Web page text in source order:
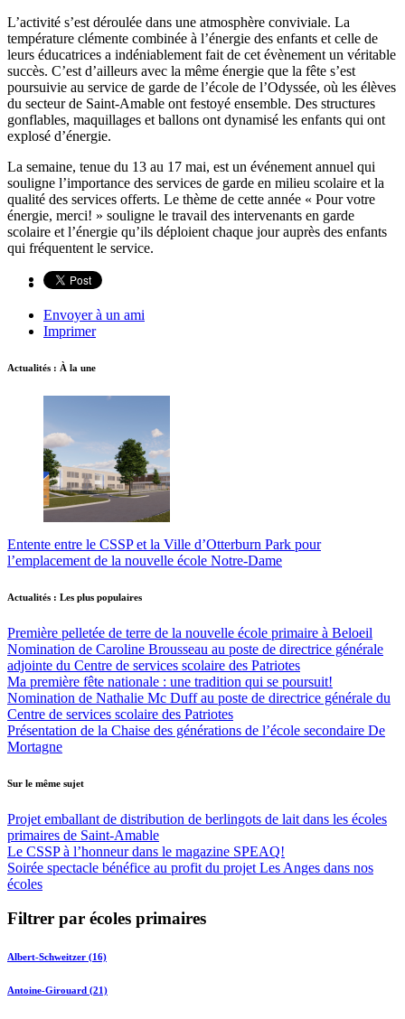
L’activité s’est déroulée dans une atmosphère conviviale. La
température clémente combinée à l’énergie des enfants et celle de
leurs éducatrices a indéniablement fait de cet évènement un véritable
succès. C’est d’ailleurs avec la même énergie que la fête s’est
poursuivie au service de garde de l’école de l’Odyssée, où les élèves
du secteur de Saint-Amable ont festoyé ensemble. Des structures
gonflables, maquillages et ballons ont dynamisé les enfants qui ont
explosé d’énergie.
La semaine, tenue du 13 au 17 mai, est un événement annuel qui
souligne l’importance des services de garde en milieu scolaire et la
qualité des services offerts. Le thème de cette année « Pour votre
énergie, merci! » souligne le travail des intervenants en garde
scolaire et l’énergie qu’ils déploient chaque jour auprès des enfants
qui fréquentent le service.
Envoyer à un ami
Imprimer
Actualités : À la une
Entente entre le CSSP et la Ville d’Otterburn Park pour
l’emplacement de la nouvelle école Notre-Dame
Actualités : Les plus populaires
Première pelletée de terre de la nouvelle école primaire à Beloeil
Nomination de Caroline Brousseau au poste de directrice générale
adjointe du Centre de services scolaire des Patriotes
Ma première fête nationale : une tradition qui se poursuit!
Nomination de Nathalie Mc Duff au poste de directrice générale du
Centre de services scolaire des Patriotes
Présentation de la Chaise des générations de l’école secondaire De
Mortagne
Sur le même sujet
Projet emballant de distribution de berlingots de lait dans les écoles
primaires de Saint-Amable
Le CSSP à l’honneur dans le magazine SPEAQ!
Soirée spectacle bénéfice au profit du projet Les Anges dans nos
écoles
Filtrer par écoles primaires
Albert-Schweitzer (16)
Antoine-Girouard (21)